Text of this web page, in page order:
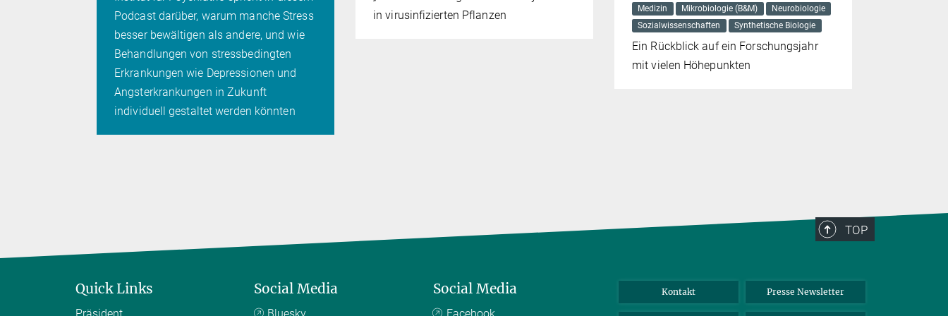
Podcast darüber, warum manche Stress
besser bewältigen als andere, und wie
Behandlungen von stressbedingten
Erkrankungen wie Depressionen und
Angsterkrankungen in Zukunft
individuell gestaltet werden könnten
in virusinfizierten Pflanzen
Medizin
Mikrobiologie (B&M)
Neurobiologie
Sozialwissenschaften
Synthetische Biologie
Ein Rückblick auf ein Forschungsjahr
mit vielen Höhepunkten
TOP
Quick Links Social Media Social Media Kontakt Presse Newsletter